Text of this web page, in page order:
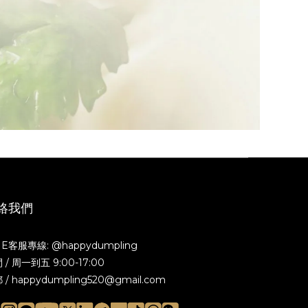
我們
客服專線: @happydumpling
/ 周一到五 9:00-17:00
/ happydumpling520@gmail.com